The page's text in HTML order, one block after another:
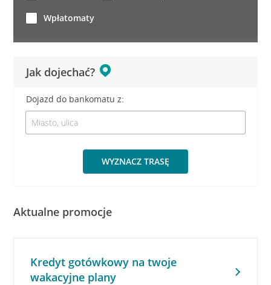
Jak dojechać?
Dojazd do bankomatu z:
WYZNACZ TRASĘ
Wpłatomaty
Aktualne promocje
Kredyt gotówkowy na twoje
wakacyjne plany